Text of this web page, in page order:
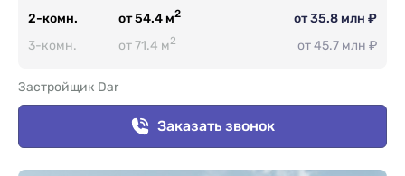
2-комн.
от 54.4 м2
от 35.8 млн ₽
3-комн.
от 71.4 м2 от 45.7 млн ₽
Застройщик Dar
Заказать звонок